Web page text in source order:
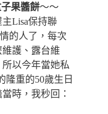
果醬餅～～
Lisa保持聯
的人了，每次
護、露台維
以今年當她私
隆重的50歲生日
時，我秒回：